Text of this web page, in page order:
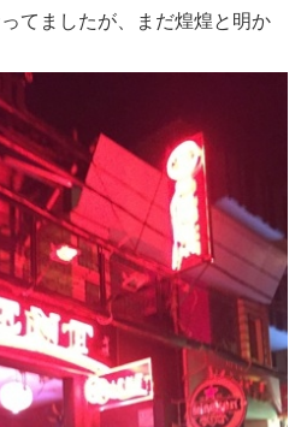
てましたが、まだ煌煌と明か